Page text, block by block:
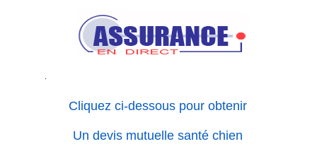
Cliquez ci-dessous pour obtenir
Un devis mutuelle santé chien